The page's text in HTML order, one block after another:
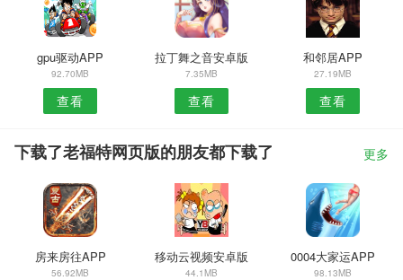
gpu驱动APP
92.70MB
查看
拉丁舞之音安卓版
7.35MB
查看
和邻居APP
27.19MB
查看
下载了老福特网页版的朋友都下载了 更多
房来房往APP
56.92MB
移动云视频安卓版
44.1MB
0004大家运APP
98.13MB